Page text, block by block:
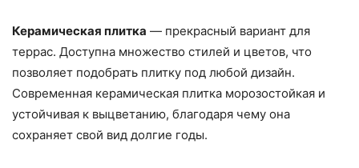
Керамическая плитка — прекрасный вариант для
террас. Доступна множество стилей и цветов, что
позволяет подобрать плитку под любой дизайн.
Современная керамическая плитка морозостойкая и
устойчивая к выцветанию, благодаря чему она
сохраняет свой вид долгие годы.